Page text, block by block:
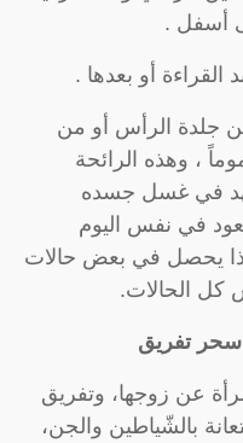
أسفل .
القراءة أو بعدها .
جلدة الرأس أو من
، وهذه الرائحة
في غسل جسده
في نفس اليوم
يحصل في بعض حالات
كل الحالات.
تفريق
عن زوجها، وتفريق
بالشّياطين والجن،